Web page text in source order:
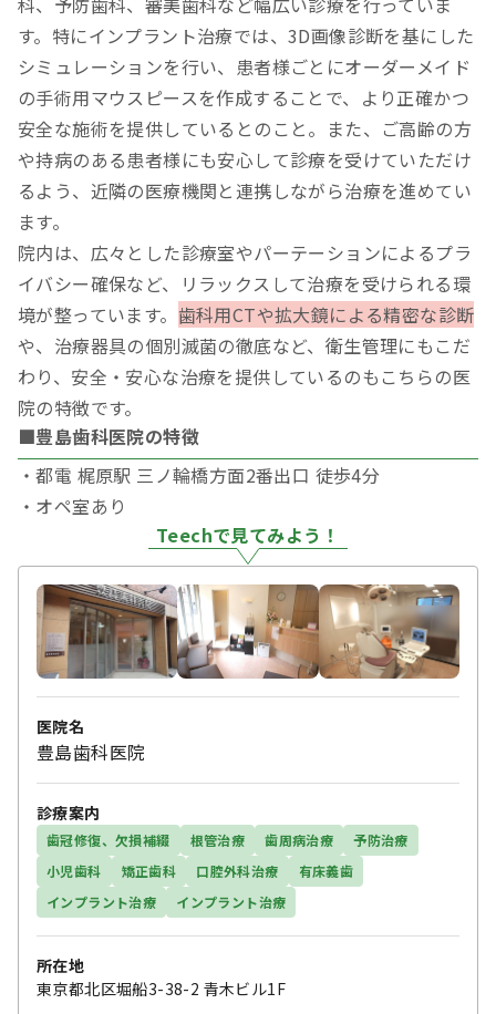
す。特にインプラント治療では、3D画像診断を基にした
シミュレーションを行い、患者様ごとにオーダーメイド
の手術用マウスピースを作成することで、より正確かつ
安全な施術を提供しているとのこと。また、ご高齢の方
や持病のある患者様にも安心して診療を受けていただけ
るよう、近隣の医療機関と連携しながら治療を進めてい
ます。
院内は、広々とした診療室やパーテーションによるプラ
イバシー確保など、リラックスして治療を受けられる環
境が整っています。 歯科用CTや拡大鏡による精密な診断
や、治療器具の個別滅菌の徹底など、衛生管理にもこだ
わり、安全・安心な治療を提供しているのもこちらの医
院の特徴です。
■豊島歯科医院の特徴
・都電 梶原駅 三ノ輪橋方面2番出口 徒歩4分
・オペ室あり
Teechで見てみよう！
医院名
豊島歯科医院
診療案内
歯冠修復、欠損補綴 根管治療 歯周病治療
予防治療
小児歯科
矯正歯科 口腔外科治療
有床義歯
インプラント治療
インプラント治療
所在地
東京都北区堀船3-38-2 青木ビル1F